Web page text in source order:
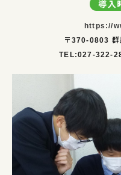
導入
https://
〒370-0803 群
TEL:027-322-